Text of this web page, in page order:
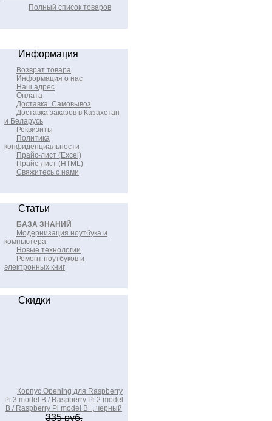
Полный список товаров
Информация
Возврат товара
Информация о нас
Наш адрес
Оплата
Доставка. Самовывоз
Доставка заказов в Казахстан
и Беларусь
Реквизиты
Политика
конфиденциальности
Прайс-лист (Excel)
Прайс-лист (HTML)
Свяжитесь с нами
Статьи
БАЗА ЗНАНИЙ
Модернизация ноутбука и
компьютера
Новые технологии
Ремонт ноутбуков и
электронных книг
Скидки
Корпус Opening для Raspberry
Pi 3 model B / Raspberry Pi 2 model
B / Raspberry Pi model B+, черный
335 руб.